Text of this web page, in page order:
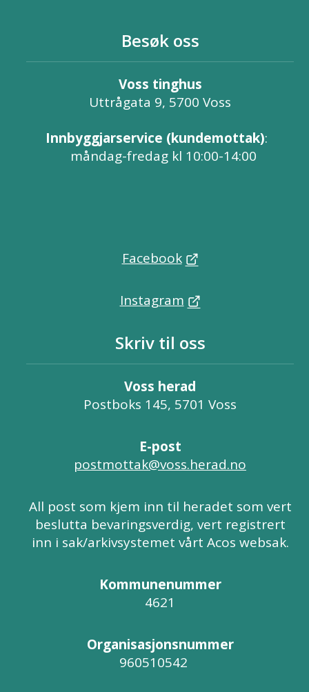
Besøk oss
Voss tinghus
Uttrågata 9, 5700 Voss
Innbyggjarservice (kundemottak):
måndag-fredag kl 10:00-14:00
Facebook
Instagram
Skriv til oss
Voss herad
Postboks 145, 5701 Voss
E-post
postmottak@voss.herad.no
All post som kjem inn til heradet som vert
beslutta bevaringsverdig, vert registrert
inn i sak/arkivsystemet vårt Acos websak.
Kommunenummer
4621
Organisasjonsnummer
960510542